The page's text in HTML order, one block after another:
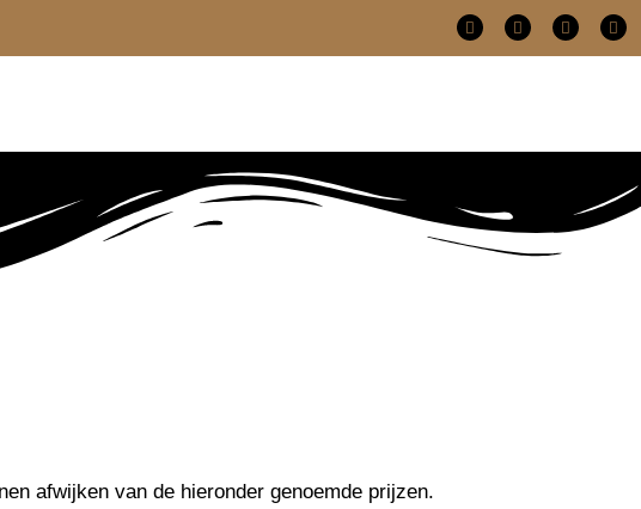
afwijken van de hieronder genoemde prijzen.